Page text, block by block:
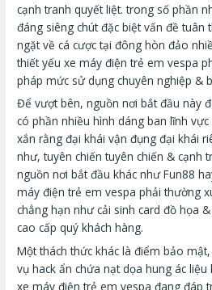
cạnh tranh quyết liệt. trong số phần
đáng siêng chút đặc biệt vấn đề tuân
ngặt về cá cược tại đông hòn đảo
thiết yếu xe máy điện trẻ em vespa
pháp mức sử dụng chuyên nghiệp &
Để vượt bên, nguồn nơi bắt đầu này
có phần nhiều hình dáng ban lĩnh
xắn rằng đại khái vận đụng đại khái
như, tuyên chiến tuyên chiến & cạnh
nguồn nơi bắt đầu khác như Fun88
máy điện trẻ em vespa phải thường
chẳng hạn như cải sinh card đồ họa
cao cấp quý khách hàng.
Một thách thức khác là điểm bảo
vụ hack ẩn chứa nạt dọa hung ác liệu
xe máy điện trẻ em vespa đang đáp